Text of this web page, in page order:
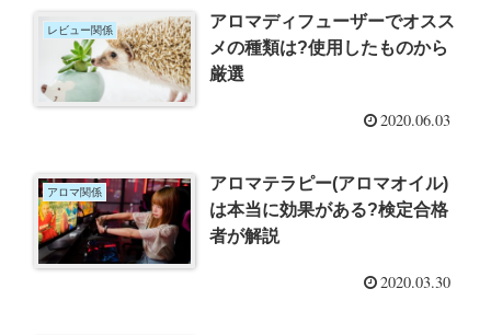
レビュー関係
アロマディフューザーでオスス
メの種類は?使用したものから
厳選
2020.06.03
アロマ関係
アロマテラピー(アロマオイル)
は本当に効果がある?検定合格
者が解説
2020.03.30